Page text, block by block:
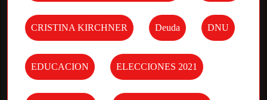
CRISTINA KIRCHNER Deuda DNU
EDUCACION ELECCIONES 2021